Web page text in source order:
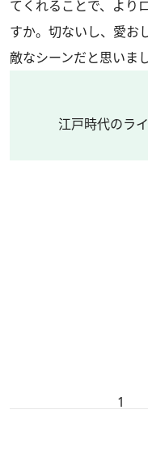
てくれることで、より
すか。切ないし、愛お
敵なシーンだと思いまし
江戸時代のラ
1